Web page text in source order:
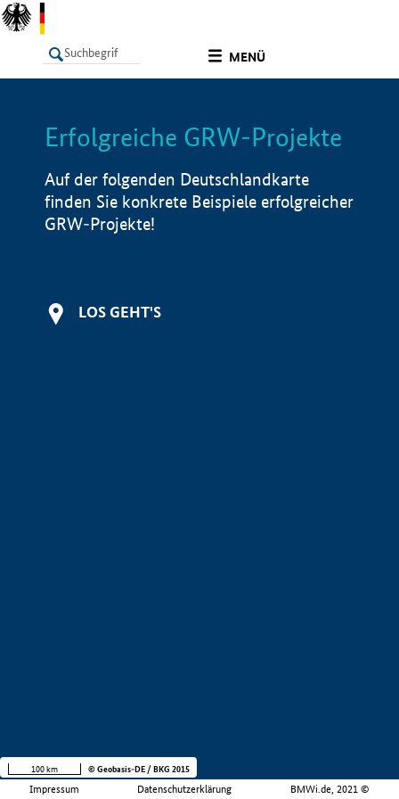
MENÜ
LISTE Info
Erfolgreiche GRW-Projekte
Auf der folgenden Deutschlandkarte
finden Sie konkrete Beispiele erfolgreicher
GRW-Projekte!
LOS GEHT'S
Impressum Datenschutzerklärung BMWi.de, 2021 ©
100 km © Geobasis-DE / BKG 2015